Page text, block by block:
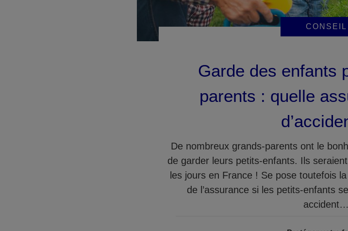
CONSEIL
Garde des enfants
parents : quelle
De nombreux grands-parents ont le
de garder leurs petits-enfants. Ils
les jours en France ! Se pose toutefois
de l’assurance si les petits-enfants
accident…